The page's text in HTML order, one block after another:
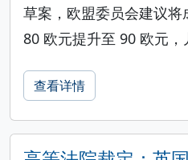
草案，欧盟委员会建议
80 欧元提升至 90 欧元，
查看详情